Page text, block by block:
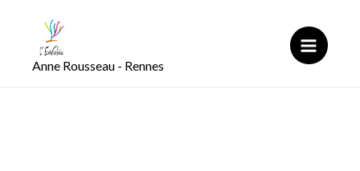
contenu
Anne Rousseau - Rennes